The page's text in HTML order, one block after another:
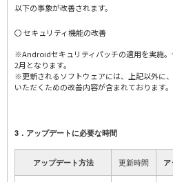
以下の事象が改善されます。
〇 セキュリティ機能の改善
※Androidセキュリティパッチの適用を実施
2月となります。
※更新されるソフトウェアには、上記以外に
いただくための改善内容が含まれております。
3．アップデートに必要な時間
アップデート方法 更新時間